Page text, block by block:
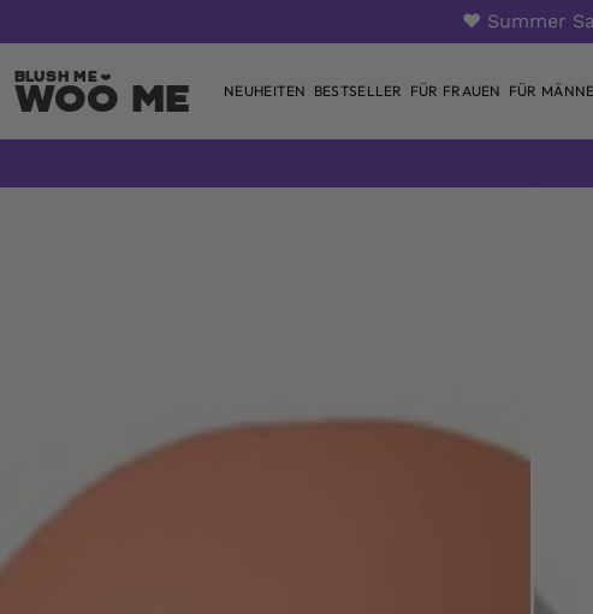
❤️ Summer
Woo Me NEUHEITEN BESTSELLER FÜR FRAUEN FÜR